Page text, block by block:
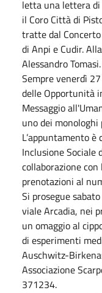
letta una lettera
il Coro Città di
tratte dal
di Anpi e Cudir.
Alessandro
Sempre venerdì
delle Opportunità
Messaggio
uno dei
L’appuntamento
Inclusione Sociale
collaborazione
prenotazioni al
Si prosegue
viale Arcadia, nei
un omaggio al
di esperimenti
Auschwitz-
Associazione
371234.